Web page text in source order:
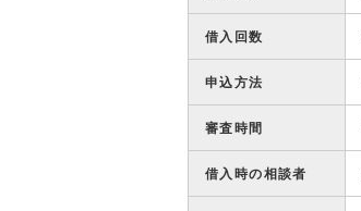
借入回数
申込方法
審査時間
借入時の相談者